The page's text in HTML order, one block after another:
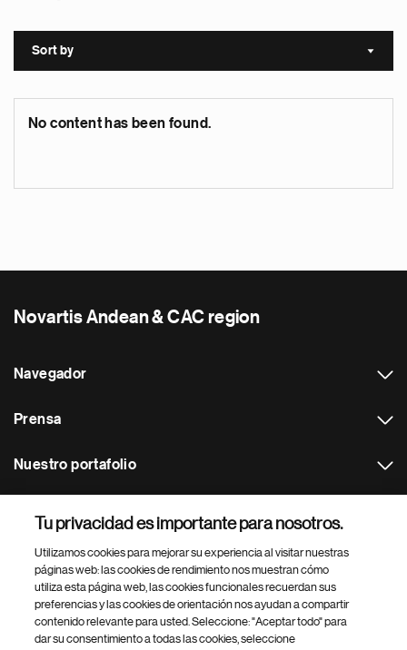
Sort by Sort
No content has been found.
Novartis Andean & CAC region
Navegador
Prensa
Nuestro portafolio
Footer Site Search
Tu privacidad es importante para nosotros.
Utilizamos cookies para mejorar su experiencia al visitar nuestras
páginas web: las cookies de rendimiento nos muestran cómo
utiliza esta página web, las cookies funcionales recuerdan sus
preferencias y las cookies de orientación nos ayudan a compartir
contenido relevante para usted. Seleccione: "Aceptar todo" para
dar su consentimiento a todas las cookies, seleccione